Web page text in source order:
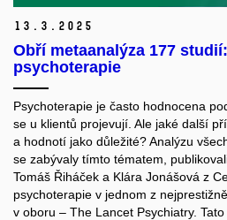
13. 3. 2025
Obří metaanalýza 177
psychoterapie
Psychoterapie je často hodnocena
se u klientů projevují. Ale jaké další
a hodnotí jako důležité? Analýzu
se zabývaly tímto tématem,
Tomáš Řiháček a Klára Jonášová z
psychoterapie v jednom z
v oboru – The Lancet Psychiatry.